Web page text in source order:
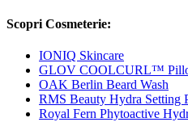
Scopri Cosmeterie:
IONIQ Skincare
GLOV COOLCURL™
OAK Berlin Beard Wash
RMS Beauty Hydra Setting
Royal Fern Phytoactive